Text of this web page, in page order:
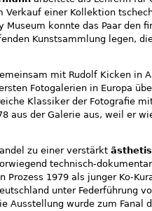
einer Kollektion
Museum konnte das Paar den
Kunstsammlung legen,
mit Rudolf Kicken in
Fotogalerien in Europa
Klassiker der Fotografie
aus der Galerie aus, weil er
zu einer verstärkt
technisch-
Prozess 1979 als junger Ko-
unter Federführung
Ausstellung wurde zum Fanal